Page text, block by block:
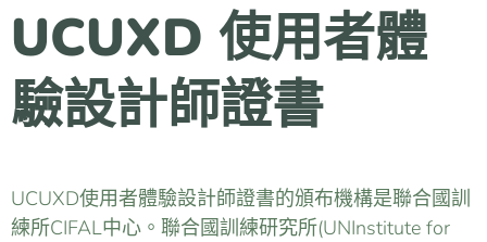
UCUXD 使用者體
驗設計師證書
UCUXD使用者體驗設計師證書的頒布機構是聯合國訓
練所CIFAL中心。聯合國訓練研究所(UNInstitute for